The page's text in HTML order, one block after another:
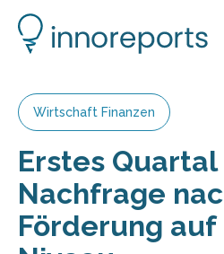
Wirtschaft Finanzen
Erstes Quartal
Nachfrage
Förderung auf